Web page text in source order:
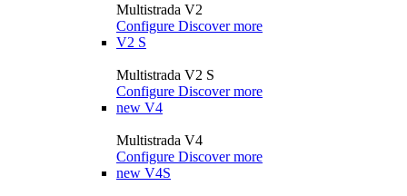
Multistrada V2
Configure Discover more
V2 S
Multistrada V2 S
Configure Discover more
new V4
Multistrada V4
Configure Discover more
new V4S